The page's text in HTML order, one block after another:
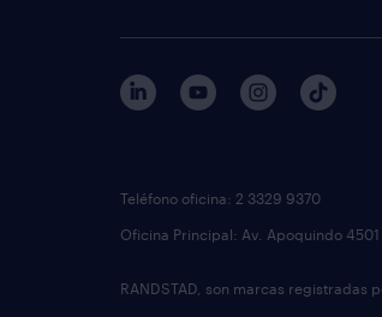
Teléfono oficina: 2 3329 9370
Oficina Principal: Av. Apoquindo
RANDSTAD, son marcas registradas